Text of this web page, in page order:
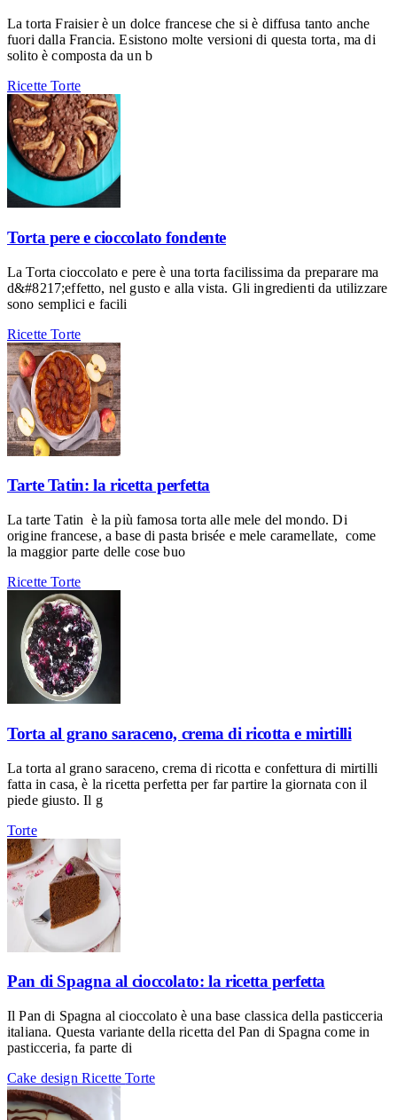
La torta Fraisier è un dolce francese che si è diffusa tanto anche
fuori dalla Francia. Esistono molte versioni di questa torta, ma di
solito è composta da un b
RicetteTorte
Torta pere e cioccolato fondente
La Torta cioccolato e pere è una torta facilissima da preparare ma
d&#8217;effetto, nel gusto e alla vista. Gli ingredienti da utilizzare
sono semplici e facili
RicetteTorte
Tarte Tatin: la ricetta perfetta
La tarte Tatin è la più famosa torta alle mele del mondo. Di
origine francese, a base di pasta brisée e mele caramellate, come
la maggior parte delle cose buo
RicetteTorte
Torta al grano saraceno, crema di ricotta e mirtilli
La torta al grano saraceno, crema di ricotta e confettura di mirtilli
fatta in casa, è la ricetta perfetta per far partire la giornata con il
piede giusto. Il g
Torte
Pan di Spagna al cioccolato: la ricetta perfetta
Il Pan di Spagna al cioccolato è una base classica della pasticceria
italiana. Questa variante della ricetta del Pan di Spagna come in
pasticceria, fa parte di
Cake design RicetteTorte